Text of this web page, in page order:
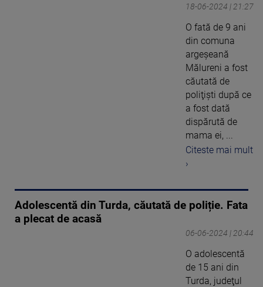
18-06-2024 | 21:27
O fată de 9 ani
din comuna
argeşeană
Mălureni a fost
căutată de
poliţişti după ce
a fost dată
dispărută de
mama ei, ...
Citeste mai mult
›
Adolescentă din Turda, căutată de poliție. Fata
a plecat de acasă
06-06-2024 | 20:44
O adolescentă
de 15 ani din
Turda, judeţul